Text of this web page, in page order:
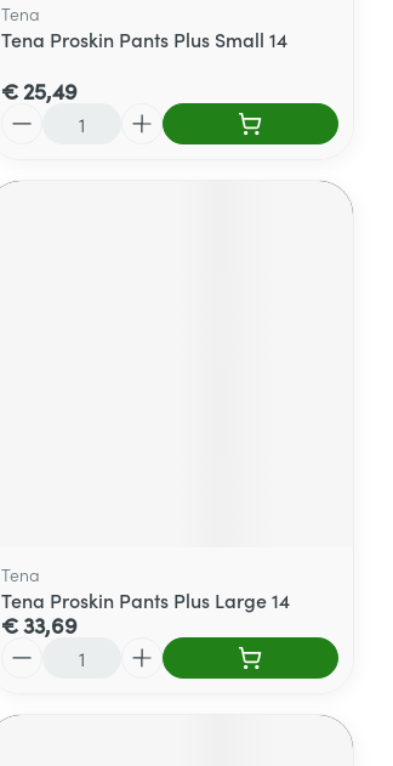
Tena
Tena Proskin Pants Plus Small 14
€ 25,49
Tena
Tena Proskin Pants Plus Large 14
€ 33,69